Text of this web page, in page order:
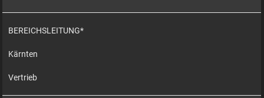
BEREICHSLEITUNG*
Kärnten
Vertrieb